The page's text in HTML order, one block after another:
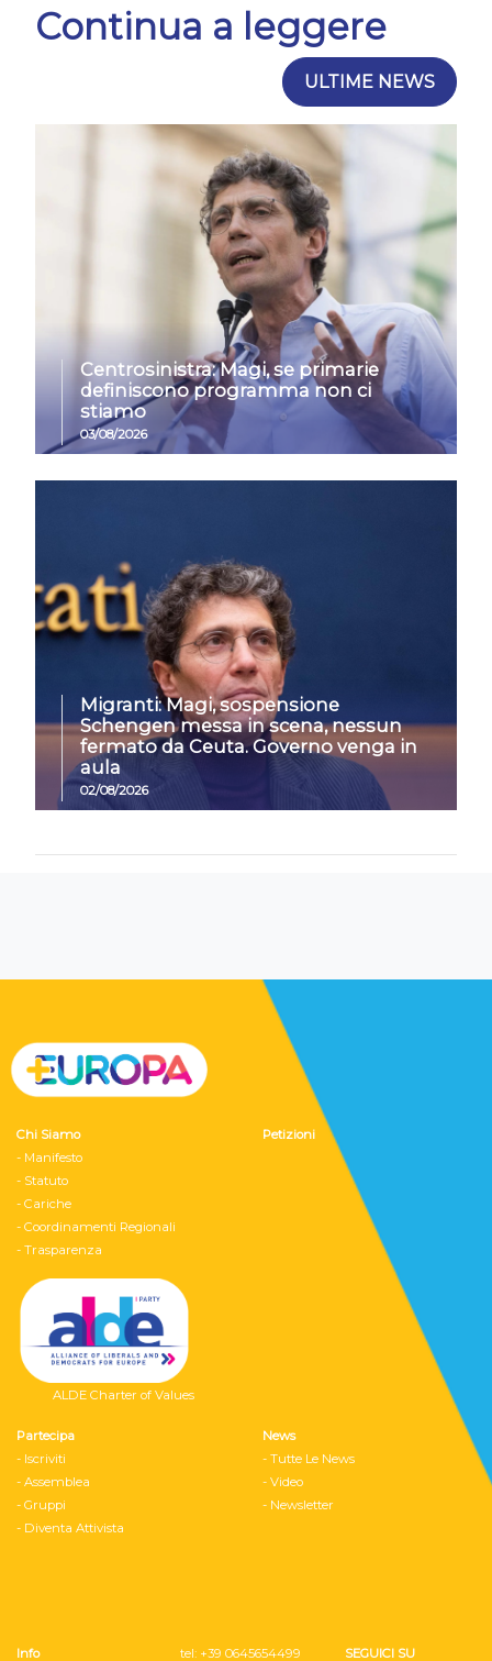
Continua a leggere
ULTIME NEWS
Centrosinistra: Magi, se primarie
definiscono programma non ci
stiamo
03/08/2026
Migranti: Magi, sospensione
Schengen messa in scena, nessun
fermato da Ceuta. Governo venga in
aula
02/08/2026
Chi Siamo
- Manifesto
- Statuto
- Cariche
- Coordinamenti Regionali
- Trasparenza
ALDE Charter of Values
Petizioni
Partecipa
- Iscriviti
- Assemblea
- Gruppi
- Diventa Attivista
News
- Tutte Le News
- Video
- Newsletter
Info tel: ‭+39 0645654499 SEGUICI SU